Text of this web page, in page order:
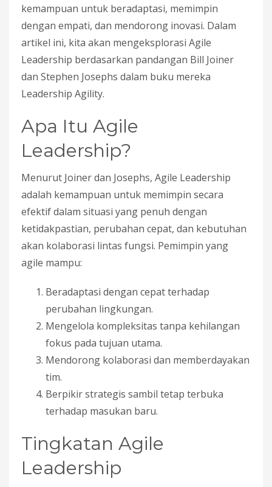
kemampuan untuk beradaptasi, memimpin
dengan empati, dan mendorong inovasi. Dalam
artikel ini, kita akan mengeksplorasi Agile
Leadership berdasarkan pandangan Bill Joiner
dan Stephen Josephs dalam buku mereka
Leadership Agility.
Apa Itu Agile
Leadership?
Menurut Joiner dan Josephs, Agile Leadership
adalah kemampuan untuk memimpin secara
efektif dalam situasi yang penuh dengan
ketidakpastian, perubahan cepat, dan kebutuhan
akan kolaborasi lintas fungsi. Pemimpin yang
agile mampu:
Beradaptasi dengan cepat terhadap
perubahan lingkungan.
Mengelola kompleksitas tanpa kehilangan
fokus pada tujuan utama.
Mendorong kolaborasi dan memberdayakan
tim.
Berpikir strategis sambil tetap terbuka
terhadap masukan baru.
Tingkatan Agile
Leadership